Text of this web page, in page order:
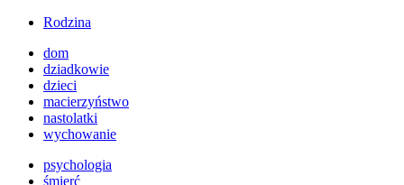
Rodzina
dom
dziadkowie
dzieci
macierzyństwo
nastolatki
wychowanie
psychologia
śmierć